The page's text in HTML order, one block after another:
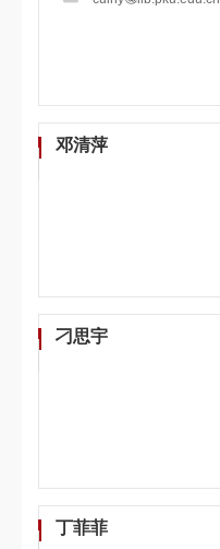
邓清萍
刁思宇
丁菲菲